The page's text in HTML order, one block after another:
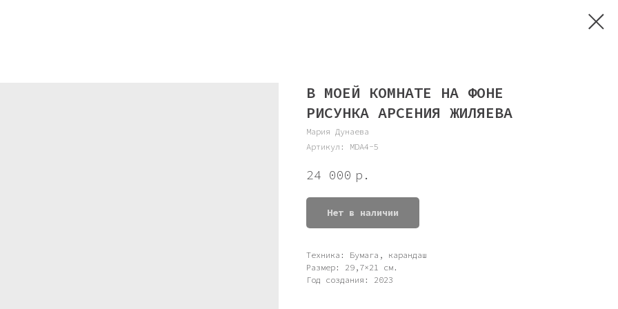
В МОЕЙ КОМНАТЕ НА ФОНЕ
РИСУНКА АРСЕНИЯ ЖИЛЯЕВА
Мария Дунаева
Артикул: MDA4-5
24 000 р.
Нет в наличии
Техника: Бумага, карандаш
Размер: 29,7×21 см.
Год создания: 2023